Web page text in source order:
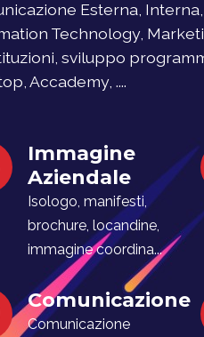
Esterna,
Technology,
sviluppo
Accademy, ....
Immagine
Aziendale
Isologo, manifesti,
brochure, locandine,
immagine coordina...
Comunicazione
Comunicazione